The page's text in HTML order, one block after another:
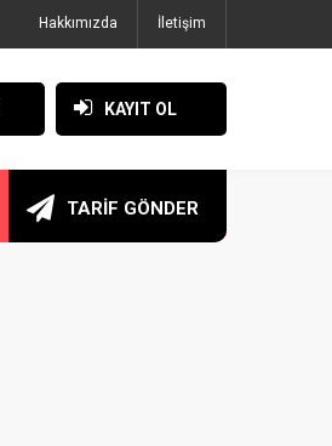
Hakkımızda İletişim
KAYIT OL
TARİF GÖNDER